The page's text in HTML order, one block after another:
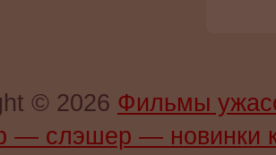
© 2026 Фильмы
— слэшер —